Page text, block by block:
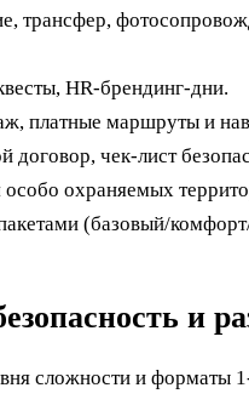
трансфер,
HR‑брендинг‑дни.
платные маршруты и
чек‑лист
охраняемых
(базовый/
и
сложности и форматы